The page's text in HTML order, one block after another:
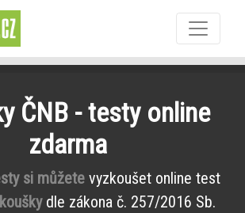
ČNB - testy online
zdarma
si můžetevyzkoušet online test
dle zákona č. 257/2016 Sb.